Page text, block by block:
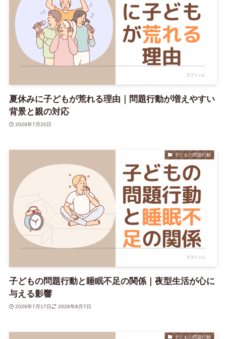
夏休みに子どもが荒れる理由｜問題行動が増えやすい
背景と親の対応
2026年7月20日
子どもの問題行動
子どもの問題行動と睡眠不足の関係｜夜型生活が心に
与える影響
2026年7月17日 2026年8月7日
子どもの問題行動